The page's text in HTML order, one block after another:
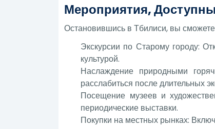
Мероприятия,
Остановившись в Тбилиси, вы
Экскурсии по Старому городу:
культурой.
Наслаждение природными
расслабиться после длительных
Посещение музеев и
периодические выставки.
Покупки на местных рынках: